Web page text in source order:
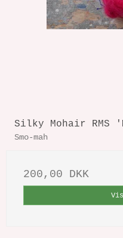
Silky Mohair RMS
Smo-mah
200,00 DKK